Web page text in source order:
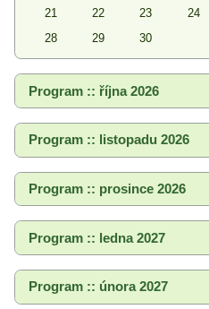
21
22 23 24
28
29 30
Program :: října 2026
Program :: listopadu 2026
Program :: prosince 2026
Program :: ledna 2027
Program :: února 2027